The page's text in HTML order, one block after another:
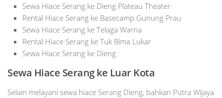
Sewa Hiace Serang ke Dieng Plateau Theater
Rental Hiace Serang ke Basecamp Gunung Prau
Sewa Hiace Serang ke Telaga Warna
Rental Hiace Serang ke Tuk Bima Lukar
Sewa Hiace Serang ke Dieng
Sewa Hiace Serang ke Luar Kota
Selain melayani sewa hiace Serang Dieng, bahkan Putra Wijaya